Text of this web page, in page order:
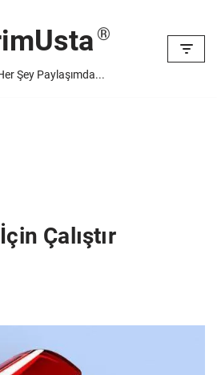
Şey Paylaşımda...
Çalıştır